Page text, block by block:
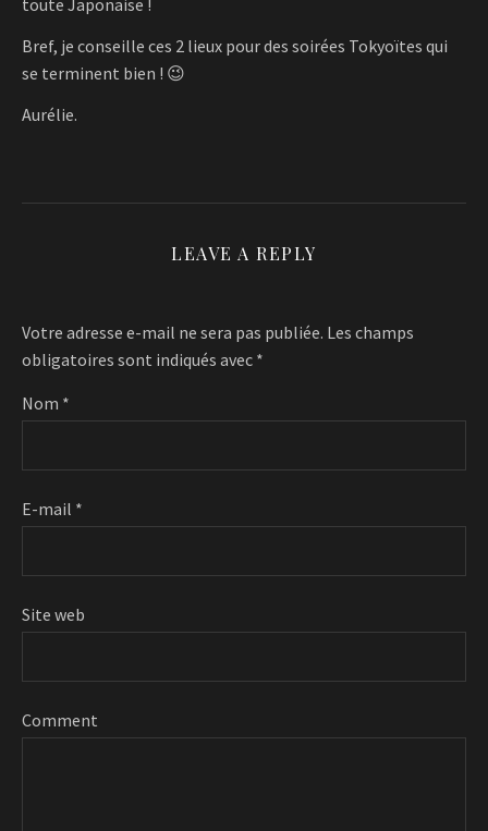
toute Japonaise !
Bref, je conseille ces 2 lieux pour des soirées Tokyoïtes qui
se terminent bien ! 😉
Aurélie.
LEAVE A REPLY
Votre adresse e-mail ne sera pas publiée. Les champs
obligatoires sont indiqués avec *
Nom *
E-mail *
Site web
Comment